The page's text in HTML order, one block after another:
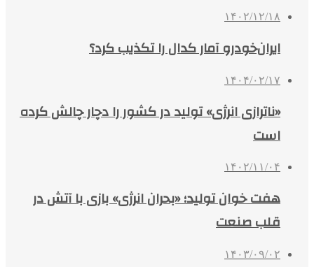
۱۴۰۲/۱۲/۱۸
ایران‌خودرو آمار کدال را تکذیب کرد؟
۱۴۰۴/۰۲/۱۷
«ناترازی انرژی» تولید در کشور را دچار چالش کرده
است
۱۴۰۲/۱۱/۰۴
هفت خوان تولید؛ «بحران انرژی» بازی با آتش در
قلب صنعت
۱۴۰۳/۰۹/۰۲